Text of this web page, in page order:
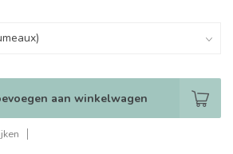
aan winkelwagen